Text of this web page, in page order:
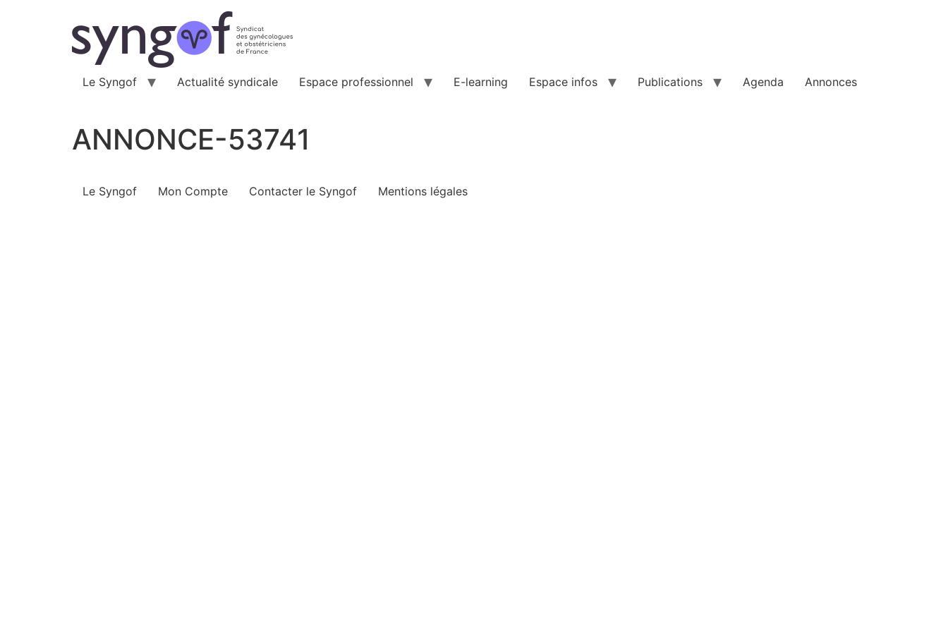
Le Syngof Actualité syndicale Espace professionnel E-learning Espace infos Publications Agenda Annonces
ANNONCE-53741
Le Syngof Mon Compte Contacter le Syngof Mentions légales